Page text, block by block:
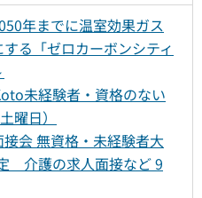
年までに温室効果ガス
る「ゼロカーボンシティ
未経験者・資格のない
日）
会 無資格・未経験者大
介護の求人面接など 9